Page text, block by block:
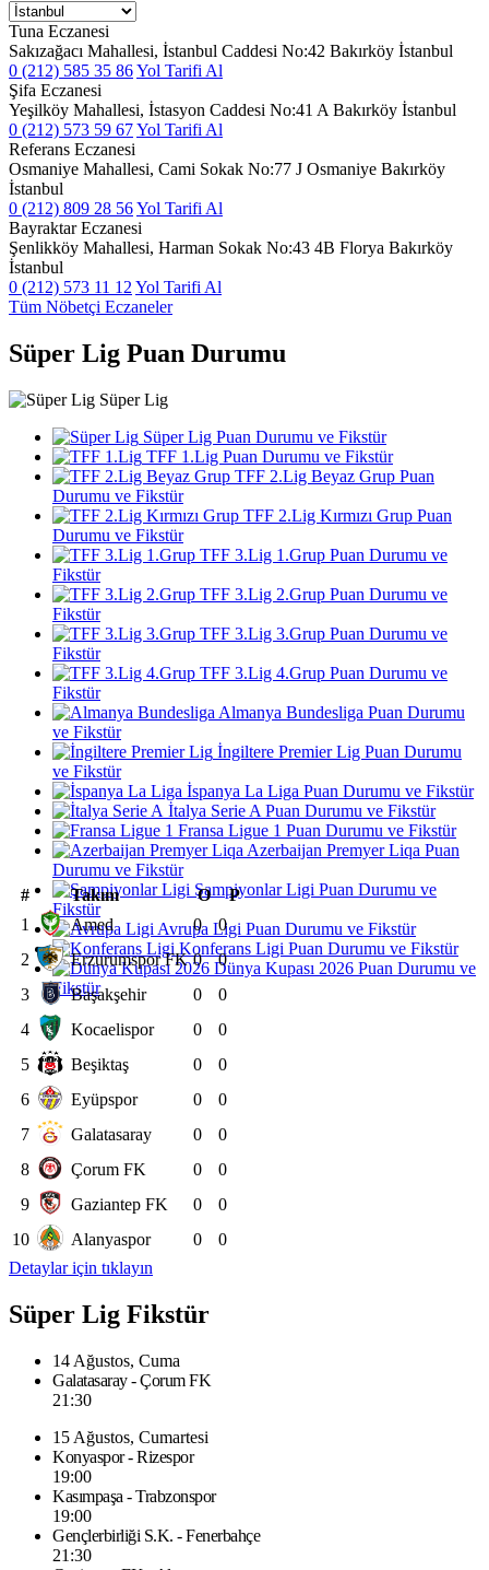
Tuna Eczanesi
Sakızağacı Mahallesi, İstanbul Caddesi No:42 Bakırköy İstanbul
0 (212) 585 35 86Yol Tarifi Al
Şifa Eczanesi
Yeşilköy Mahallesi, İstasyon Caddesi No:41 A Bakırköy İstanbul
0 (212) 573 59 67Yol Tarifi Al
Referans Eczanesi
Osmaniye Mahallesi, Cami Sokak No:77 J Osmaniye Bakırköy
İstanbul
0 (212) 809 28 56Yol Tarifi Al
Bayraktar Eczanesi
Şenlikköy Mahallesi, Harman Sokak No:43 4B Florya Bakırköy
İstanbul
0 (212) 573 11 12 Yol Tarifi Al
Tüm Nöbetçi Eczaneler
Süper Lig Puan Durumu
Süper Lig
Süper Lig Puan Durumu ve Fikstür
TFF 1.Lig Puan Durumu ve Fikstür
TFF 2.Lig Beyaz Grup Puan
Durumu ve Fikstür
TFF 2.Lig Kırmızı Grup Puan
Durumu ve Fikstür
TFF 3.Lig 1.Grup Puan Durumu ve
Fikstür
TFF 3.Lig 2.Grup Puan Durumu ve
Fikstür
TFF 3.Lig 3.Grup Puan Durumu ve
Fikstür
TFF 3.Lig 4.Grup Puan Durumu ve
Fikstür
Almanya Bundesliga Puan Durumu
ve Fikstür
İngiltere Premier Lig Puan Durumu
ve Fikstür
İspanya La Liga Puan Durumu ve Fikstür
İtalya Serie A Puan Durumu ve Fikstür
Fransa Ligue 1 Puan Durumu ve Fikstür
Azerbaijan Premyer Liqa Puan
Durumu ve Fikstür
Şampiyonlar Ligi Puan Durumu ve
Fikstür
Avrupa Ligi Puan Durumu ve Fikstür
Konferans Ligi Puan Durumu ve Fikstür
Dünya Kupası 2026 Puan Durumu ve
Fikstür
# Takım O
P
1
Amed 0
0
2
Erzurumspor FK 0
0
3
Başakşehir 0
0
4
Kocaelispor 0
0
5
Beşiktaş 0
0
6
Eyüpspor 0
0
7
Galatasaray 0
0
8
Çorum FK 0
0
9
Gaziantep FK 0
0
10
Alanyaspor 0
0
Detaylar için tıklayın
Süper Lig Fikstür
14 Ağustos, Cuma
Galatasaray - Çorum FK
21:30
15 Ağustos, Cumartesi
Konyaspor - Rizespor
19:00
Kasımpaşa - Trabzonspor
19:00
Gençlerbirliği S.K. - Fenerbahçe
21:30